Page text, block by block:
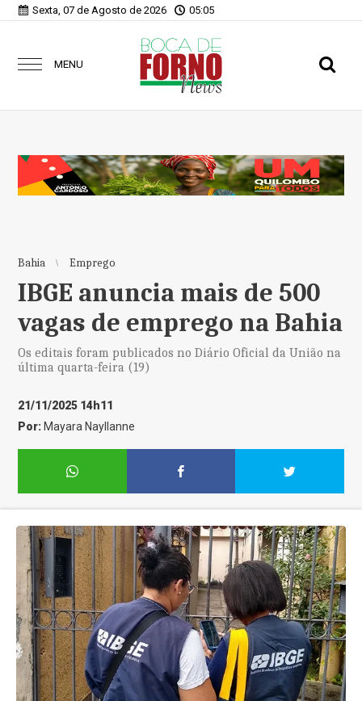
Sexta, 07 de Agosto de 2026 05:05
MENU
Bahia Emprego
IBGE anuncia mais de 500
vagas de emprego na Bahia
Os editais foram publicados no Diário Oficial da União na
última quarta-feira (19)
21/11/2025 14h11
Por: Mayara Nayllanne